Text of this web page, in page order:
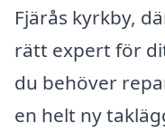
Fjärås kyrkby,
rätt expert för
du behöver
en helt ny